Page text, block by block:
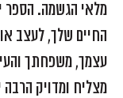
מלאי הגשמה. הספר
החיים שלך, לעצב
עצמך, משפחתך
מצליח ומדויק הרבה